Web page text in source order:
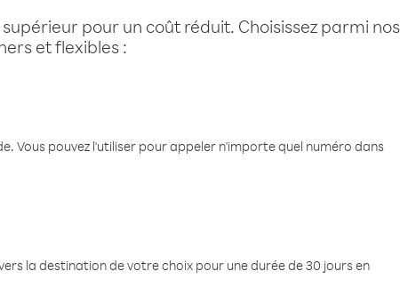
pour un coût réduit. Choisissez parmi
et flexibles :
Vous pouvez l'utiliser pour appeler n'importe quel numéro dans
la destination de votre choix pour une durée de 30 jours en